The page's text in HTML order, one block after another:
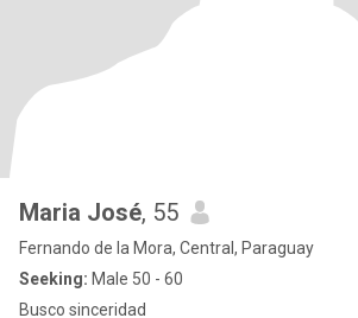
Maria José, 55
Fernando de la Mora, Central, Paraguay
Seeking: Male 50 - 60
Busco sinceridad